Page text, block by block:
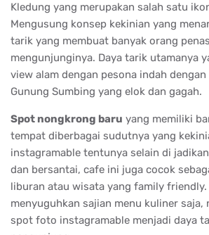
Kledung yang merupakan salah satu
Mengusung konsep kekinian yang
tarik yang membuat banyak orang
mengunjunginya. Daya tarik utamanya
view alam dengan pesona indah
Gunung Sumbing yang elok dan gagah.
Spot nongkrong baru yang memiliki
tempat diberbagai sudutnya yang
instagramable tentunya selain di
dan bersantai, cafe ini juga cocok
liburan atau wisata yang family friendly.
menyuguhkan sajian menu kuliner saja,
spot foto instagramable menjadi daya